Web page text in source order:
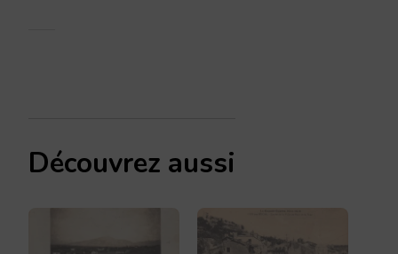
Découvrez aussi